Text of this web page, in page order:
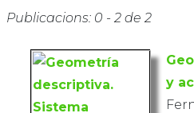
Publicacions: 0 - 2 de 2
y